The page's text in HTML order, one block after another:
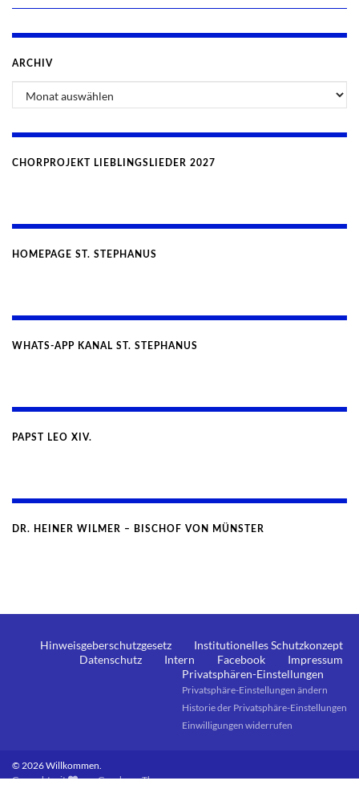
ARCHIV
CHORPROJEKT LIEBLINGSLIEDER 2027
HOMEPAGE ST. STEPHANUS
WHATS-APP KANAL ST. STEPHANUS
PAPST LEO XIV.
DR. HEINER WILMER – BISCHOF VON MÜNSTER
Hinweisgeberschutzgesetz
Institutionelles Schutzkonzept
Datenschutz
Intern Facebook
Impressum
Privatsphären-Einstellungen
Privatsphäre-Einstellungen ändern
Historie der Privatsphäre-Einstellungen
Einwilligungen widerrufen
© 2026 Willkommen.
Gemacht mit
vonGraphene Themes.